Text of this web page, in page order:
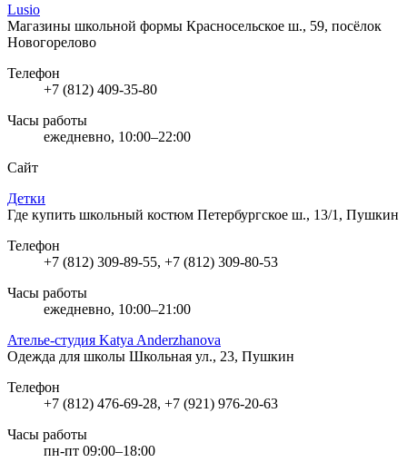
Lusio
Магазины школьной формы Красносельское ш., 59, посёлок
Новогорелово
Телефон
+7 (812) 409-35-80
Часы работы
ежедневно, 10:00–22:00
Сайт
Детки
Где купить школьный костюм Петербургское ш., 13/1, Пушкин
Телефон
+7 (812) 309-89-55, +7 (812) 309-80-53
Часы работы
ежедневно, 10:00–21:00
Ателье-студия Katya Anderzhanova
Одежда для школы Школьная ул., 23, Пушкин
Телефон
+7 (812) 476-69-28, +7 (921) 976-20-63
Часы работы
пн-пт 09:00–18:00